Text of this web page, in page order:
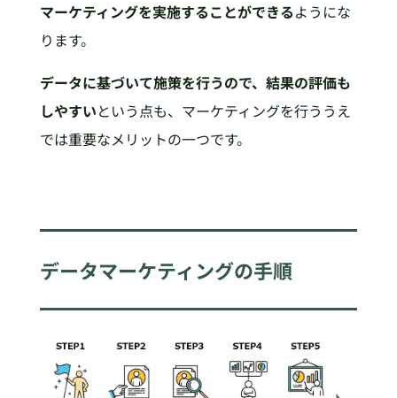
マーケティングを実施することができるようにな
ります。
データに基づいて施策を行うので、結果の評価も
しやすいという点も、マーケティングを行ううえ
では重要なメリットの一つです。
データマーケティングの手順